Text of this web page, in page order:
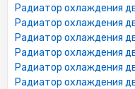
Радиатор охлаждения
Радиатор охлаждения
Радиатор охлаждения
Радиатор охлаждения
Радиатор охлаждения
Радиатор охлаждения